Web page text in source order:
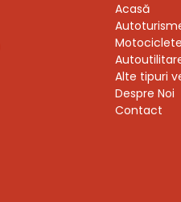
Acasă
Motociclete
Alte tipuri
Despre Noi
Contact